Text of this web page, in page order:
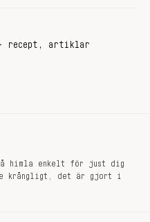
recept, artiklar
så himla enkelt för just dig
krångligt, det är gjort i